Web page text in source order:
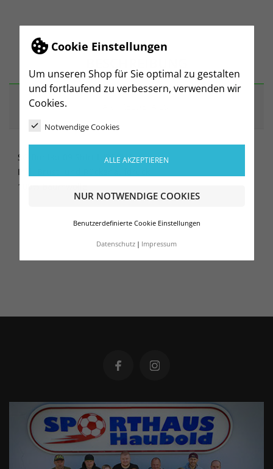
Cookie Einstellungen
Um unseren Shop für Sie optimal zu gestalten
und fortlaufend zu verbessern, verwenden wir
Cookies.
Notwendige Cookies
ALLE AKZEPTIEREN
NUR NOTWENDIGE COOKIES
Benutzerdefinierte Cookie Einstellungen
Datenschutz Impressum
SG Bühlau 09 Shirt HIRSCH Junior
Inkl. Brust- und Rückenaufdruck
100% Baumwolle